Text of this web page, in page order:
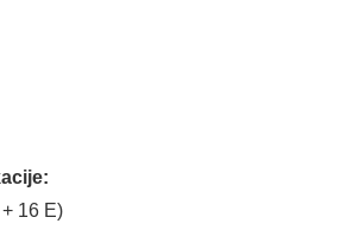
16 E)